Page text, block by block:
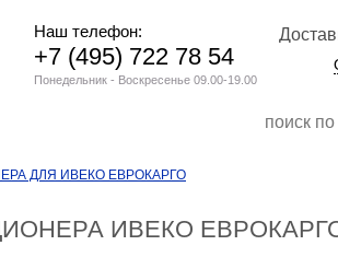
ДЛЯ ИВЕКО ЕВРОКАРГО
ИВЕКО
Наш телефон:
+7 (495) 722 78 54
Понедельник - Воскресенье 09.00-19.00